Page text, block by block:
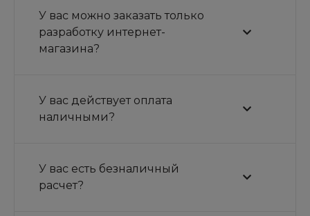
У вас можно заказать только
разработку интернет-
магазина?
У вас действует оплата
наличными?
У вас есть безналичный
расчет?